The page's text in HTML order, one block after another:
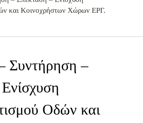
και Κοινοχρήστων Χώρων ΕΡΓ.
Συντήρηση –
Οδών και